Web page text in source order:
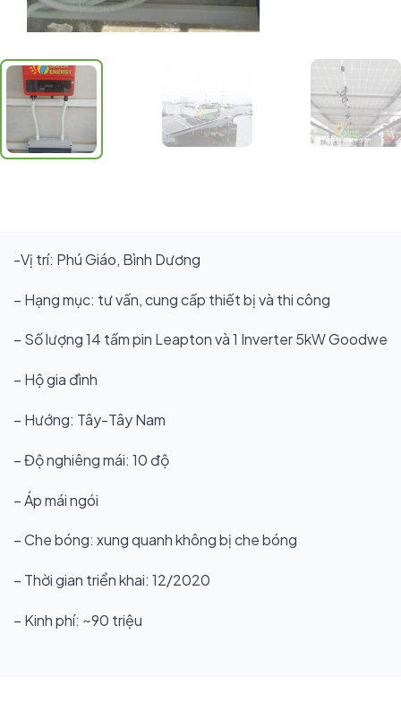
-Vị trí: Phú Giáo, Bình Dương
– Hạng mục: tư vấn, cung cấp thiết bị và thi công
– Số lượng 14 tấm pin Leapton và 1 Inverter 5kW Goodwe
– Hộ gia đình
– Hướng: Tây-Tây Nam
– Độ nghiêng mái: 10 độ
– Áp mái ngói
– Che bóng: xung quanh không bị che bóng
– Thời gian triển khai: 12/2020
– Kinh phí: ~90 triệu